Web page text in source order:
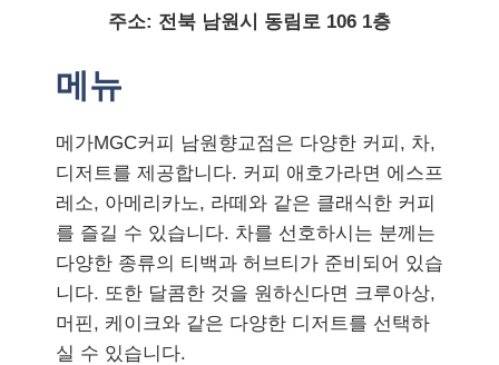
주소: 전북 남원시 동림로 106 1층
메뉴
메가MGC커피 남원향교점은 다양한 커피, 차,
디저트를 제공합니다. 커피 애호가라면 에스프
레소, 아메리카노, 라떼와 같은 클래식한 커피
를 즐길 수 있습니다. 차를 선호하시는 분께는
다양한 종류의 티백과 허브티가 준비되어 있습
니다. 또한 달콤한 것을 원하신다면 크루아상,
머핀, 케이크와 같은 다양한 디저트를 선택하
실 수 있습니다.